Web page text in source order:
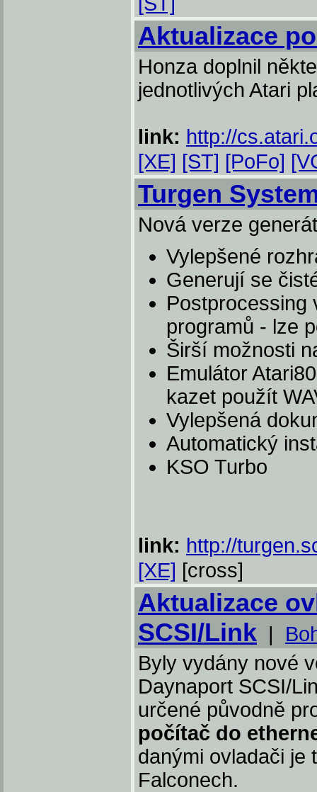
Aktualizace
Honza doplnil
jednotlivých Atari
link: http://
[XE] [ST] [PoFo]
Turgen
Nová verze
Vylepšené
Generují se
Postprocessing
programů - lze
Širší možnosti
Emulátor
kazet použít
Vylepšená
Automatický
KSO Turbo
link: http://
[XE] [cross]
Aktualizace
SCSI/Link |
Byly vydány nové
Daynaport SCSI/
určené původně
počítač do
danými ovladači je
Falconech.